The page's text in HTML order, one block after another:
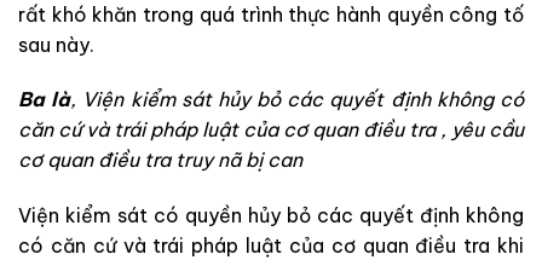
rất khó khăn trong quá trình thực hành quyền công tố
sau này.
Ba là, Viện kiểm sát hủy bỏ các quyết định không có
căn cứvà tráipháp luật củacơ quan điều tra, yêu cầu
cơ quan điều tra truynãbịcan
Viện kiểm sát có quyền hủy bỏ các quyết định không
có căn cứ và trái pháp luật của cơ quan điều tra khi